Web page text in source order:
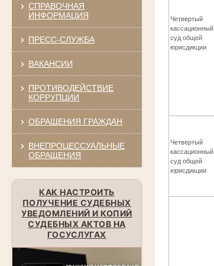
СПРАВОЧНАЯ
ИНФОРМАЦИЯ
ПРЕСС-СЛУЖБА
ВАКАНСИИ
ПРОТИВОДЕЙСТВИЕ
КОРРУПЦИИ
ОБРАЩЕНИЯ ГРАЖДАН
ВНЕПРОЦЕССУАЛЬНЫЕ
ОБРАЩЕНИЯ
КАК НАСТРОИТЬ
ПОЛУЧЕНИЕ СУДЕБНЫХ
УВЕДОМЛЕНИЙ И КОПИЙ
СУДЕБНЫХ АКТОВ НА
ГОСУСЛУГАХ
Четвертый
кассационный
суд общей
юрисдикции
Четвертый
кассационный
суд общей
юрисдикции